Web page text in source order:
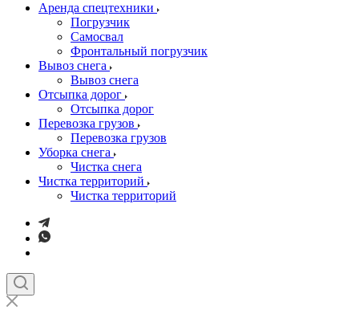
Аренда спецтехники
Погрузчик
Самосвал
Фронтальный погрузчик
Вывоз снега
Вывоз снега
Отсыпка дорог
Отсыпка дорог
Перевозка грузов
Перевозка грузов
Уборка снега
Чистка снега
Чистка территорий
Чистка территорий